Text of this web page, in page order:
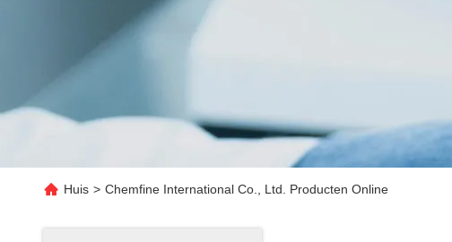
Huis > Chemfine International Co., Ltd. Producten Online